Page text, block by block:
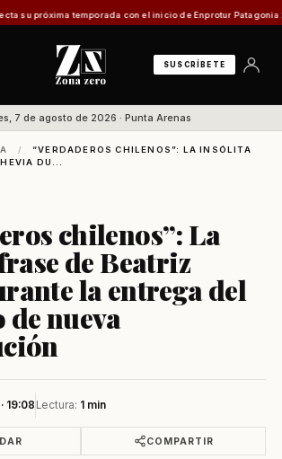
temporada con el inicio de Enprotur Patagonia 2026
SUSCRÍBETE
7 de agosto de 2026 · Punta Arenas
/
“VERDADEROS CHILENOS”: LA INSÓLITA
DU...
chilenos”: La
de Beatriz
la entrega del
nueva
19:08 Lectura: 1 min
COMPARTIR